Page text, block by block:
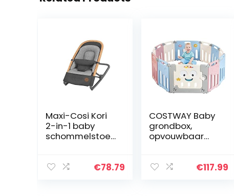
Maxi-Cosi Kori
2-in-1 baby
schommelstoel,
comfortabele
€78.79
COSTWAY Baby
grondbox,
opvouwbaar
activiteiten€117.99